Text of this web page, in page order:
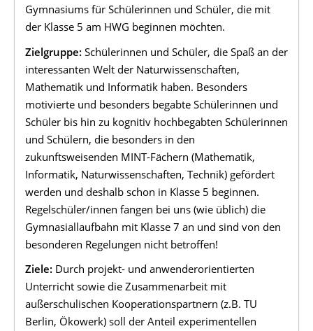
Gymnasiums für Schülerinnen und Schüler, die mit
der Klasse 5 am HWG beginnen möchten.
Zielgruppe: Schülerinnen und Schüler, die Spaß an der
interessanten Welt der Naturwissenschaften,
Mathematik und Informatik haben. Besonders
motivierte und besonders begabte Schülerinnen und
Schüler bis hin zu kognitiv hochbegabten Schülerinnen
und Schülern, die besonders in den
zukunftsweisenden MINT-Fächern (Mathematik,
Informatik, Naturwissenschaften, Technik) gefördert
werden und deshalb schon in Klasse 5 beginnen.
Regelschüler/innen fangen bei uns (wie üblich) die
Gymnasiallaufbahn mit Klasse 7 an und sind von den
besonderen Regelungen nicht betroffen!
Ziele: Durch projekt- und anwenderorientierten
Unterricht sowie die Zusammenarbeit mit
außerschulischen Kooperationspartnern (z.B. TU
Berlin, Ökowerk) soll der Anteil experimentellen